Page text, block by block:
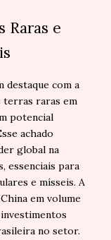
Raras e
destaque com a
terras raras em
potencial
achado
global na
essenciais para
e mísseis. A
em volume
no setor.